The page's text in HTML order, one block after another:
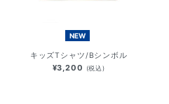
NEW
キッズTシャツ/Bシンボル
¥3,200 (税込)